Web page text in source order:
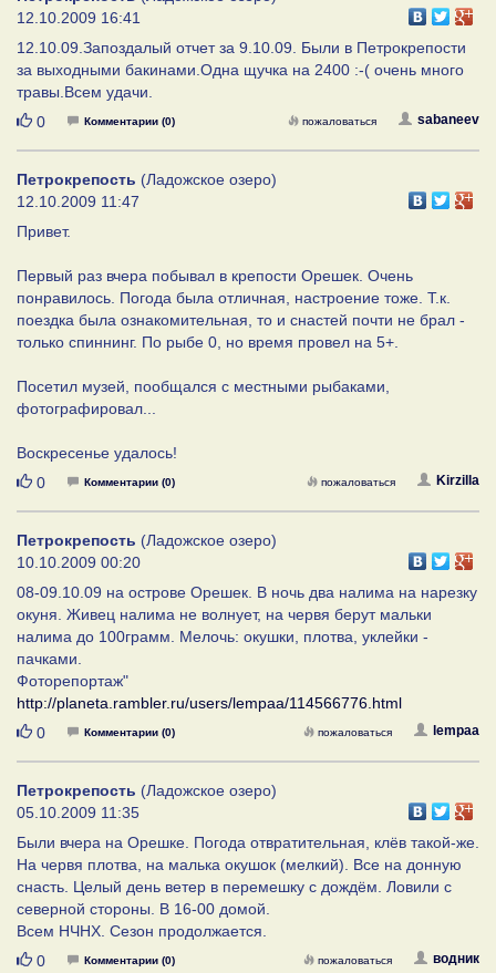
12.10.2009 16:41
12.10.09.Запоздалый отчет за 9.10.09. Были в Петрокрепости
за выходными бакинами.Одна щучка на 2400 :-( очень много
травы.Всем удачи.
Нравится
0 Комментарии (0) sabaneev
пожаловаться
Петрокрепость (Ладожское озеро)
12.10.2009 11:47
Привет.
Первый раз вчера побывал в крепости Орешек. Очень
понравилось. Погода была отличная, настроение тоже. Т.к.
поездка была ознакомительная, то и снастей почти не брал -
только спиннинг. По рыбе 0, но время провел на 5+.
Посетил музей, пообщался с местными рыбаками,
фотографировал...
Воскресенье удалось!
Нравится
0 Комментарии (0) Kirzilla
пожаловаться
Петрокрепость (Ладожское озеро)
10.10.2009 00:20
08-09.10.09 на острове Орешек. В ночь два налима на нарезку
окуня. Живец налима не волнует, на червя берут мальки
налима до 100грамм. Мелочь: окушки, плотва, уклейки -
пачками.
Фоторепортаж"
http://planeta.rambler.ru/users/lempaa/114566776.html
Нравится
0 Комментарии (0) lempaa
пожаловаться
Петрокрепость (Ладожское озеро)
05.10.2009 11:35
Были вчера на Орешке. Погода отвратительная, клёв такой-же.
На червя плотва, на малька окушок (мелкий). Все на донную
снасть. Целый день ветер в перемешку с дождём. Ловили с
северной стороны. В 16-00 домой.
Всем НЧНХ. Сезон продолжается.
Нравится
0 Комментарии (0) водник
пожаловаться